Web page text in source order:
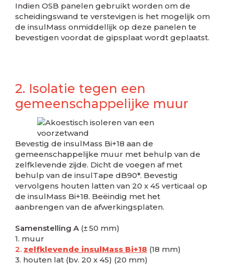
Indien OSB panelen gebruikt worden om de
scheidingswand te verstevigen is het mogelijk om
de insulMass onmiddellijk op deze panelen te
bevestigen voordat de gipsplaat wordt geplaatst.
2. Isolatie tegen een
gemeenschappelijke muur
Bevestig de insulMass Bi+18 aan de
gemeenschappelijke muur met behulp van de
zelfklevende zijde. Dicht de voegen af met
behulp van de insulTape dB90*. Bevestig
vervolgens houten latten van 20 x 45 verticaal op
de insulMass Bi+18. Beëindig met het
aanbrengen van de afwerkingsplaten.
Samenstelling A (± 50 mm)
1. muur
2. zelfklevende insulMass Bi+18 (18 mm)
3. houten lat (bv. 20 x 45) (20 mm)